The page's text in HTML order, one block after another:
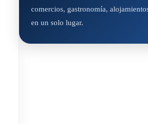
comercios, gastronomía,
en un solo lugar.